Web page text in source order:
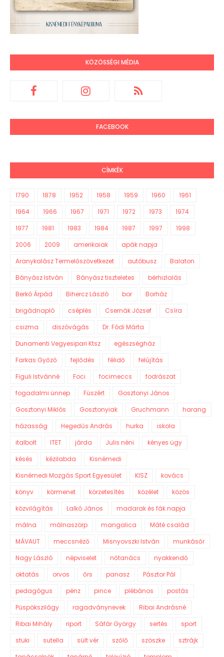
KÖZÖSSÉGI MÉDIA
FACEBOOK
CÍMKÉK
1790 1878 1952 1958 1959 1960
1961
1964
1966 1967 1971 1972 1973
1974
1977
1981 1983 1984 1987 1997
1998
2006
2009 amerikaiak
apák napja
Aranykalász Termelőszövetkezet
autóbusz
Balaton
Bányász István
Bányász tiszteletes
bérhizlalás
Berkó Árpád
Bihercz László bor
Borház
brigádnapló
cséplés Csernák József
Csíra
csizma
diszóvágás
Dr. Fódi Márta
Dunamenti Vegyesipari Ktsz
egészségház
Farkas Győző
fejlődés félidő
felújítás
Figuli Istvánné
Foci focimeccs
fodrászat
fogadalmi ünnep
Füszért
Gosztonyi János
Gosztonyi Miklós
Gosztonyiak Gruchmann
harang
házasság
Hegedűs András hurka
iskola
italbolt
ITET járda Julis néni
kényes ügy
késés
kézilabda
Kisnémedi
Kisnémedi Mozgás Sport Egyesület
KISZ
kovács
könyv
körmenet körzetesítés közélet
közös
közvilágítás
Lalkó János
madarak és fák napja
málna
málnaszörp mangalica
Máté család
MÁVAUT
meccsnéző Misnyovszki István
munkásőr
Nagy László
népviselet nőtanács
nyakkendő
oktatás
orvos őrs panasz
Pásztor Pál
pedagógus
pénz pince plébános
postás
Püspökszilágy
ragadványnevek
Ribai Andrásné
Ribai Mihály
riport Sáfár György sertés
sport
stuki
sutella sült vér szőlő szöszke
sztrájk